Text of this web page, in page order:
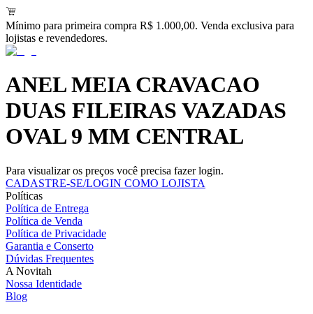
Mínimo para primeira compra R$ 1.000,00. Venda exclusiva para
lojistas e revendedores.
ANEL MEIA CRAVACAO
DUAS FILEIRAS VAZADAS
OVAL 9 MM CENTRAL
Para visualizar os preços você precisa fazer login.
CADASTRE-SE/LOGIN COMO LOJISTA
Políticas
Política de Entrega
Política de Venda
Política de Privacidade
Garantia e Conserto
Dúvidas Frequentes
A Novitah
Nossa Identidade
Blog